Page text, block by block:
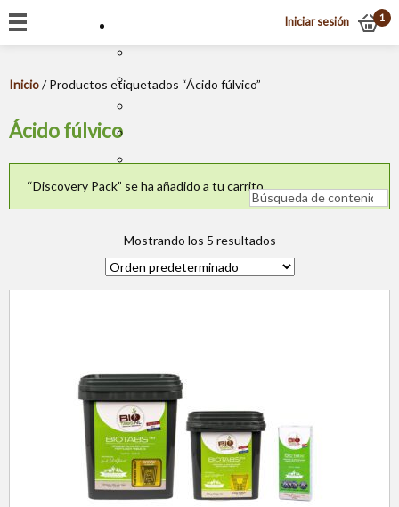
Iniciar sesión 1
Inicio/ Productos etiquetados “Ácido fúlvico”
Ácido fúlvico
“Discovery Pack” se ha añadido a tu carrito.
Mostrando los 5 resultados